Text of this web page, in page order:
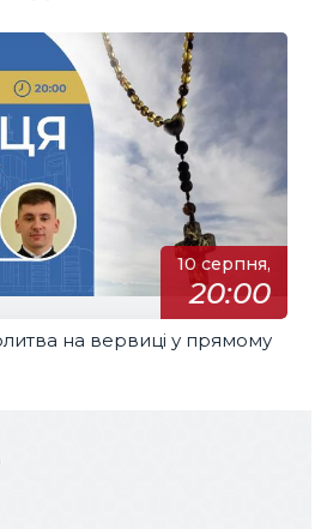
10 серпня,
20:00
на вервиці у прямому